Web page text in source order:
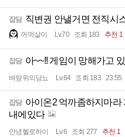
잡담 직변권 안낼거면 전직시
꺼먹살이 Lv.70 조회 183 추천 1
잡담 아~~!! 게임이 망해가고
벼랑위의당뇨 Lv.64 조회 183 23:55
잡담 아이온2 억까좀하지마라
내에있다
안녕헬로하이 Lv.6 조회 277 추천 1